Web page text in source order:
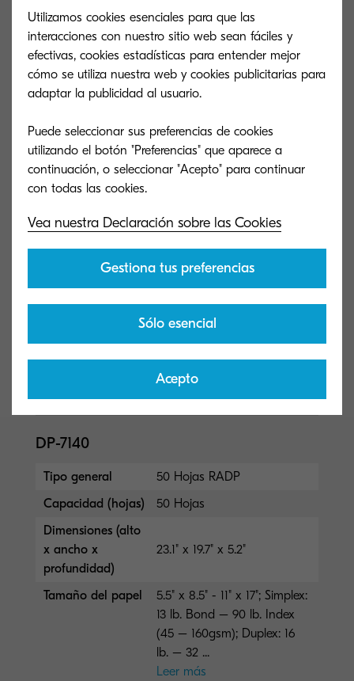
Dimensiones (alto
x ancho x
profundidad)
21.6" x 24.4" x 41.3"
Tamaño del papel
5.5" x 8.5" - 12" x 18"; 14 lb
Bond - 166 lb Index (52 -
DF-7140
Grapa 65 hojas)
x ancho x
29" x 26" x 42"
Tamaño del papel
5.5" x 8.5" - 12" x 18"; 14 lb
300 gsm)
DP-7140
Tipo general
50 Hojas RADP
Capacidad (hojas)
50 Hojas
Dimensiones (alto
x ancho x
profundidad)
23.1" x 19.7" x 5.2"
Tamaño del papel
5.5" x 8.5" - 11" x 17"; Simplex:
13 lb. Bond – 90 lb. Index
(45 – 160gsm); Duplex: 16
lb. – 32 ...
Leer más
Utilizamos cookies esenciales para que las
interacciones con nuestro sitio web sean fáciles y
efectivas, cookies estadísticas para entender mejor
cómo se utiliza nuestra web y cookies publicitarias para
adaptar la publicidad al usuario.
Puede seleccionar sus preferencias de cookies
utilizando el botón "Preferencias" que aparece a
continuación, o seleccionar "Acepto" para continuar
Vea nuestra Declaración sobre las Cookies
Gestiona tus preferencias
Sólo esencial
Acepto